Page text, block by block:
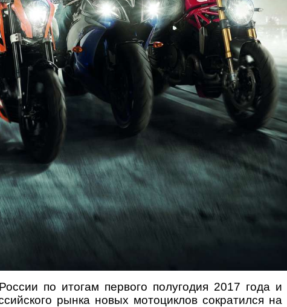
по итогам первого полугодия 2017 года и
рынка новых мотоциклов сократился на